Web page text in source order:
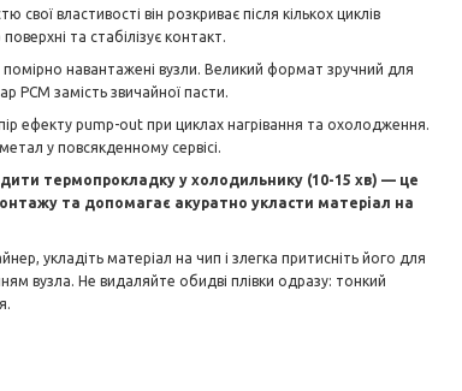
властивості він розкриває після кількох циклів
та стабілізує контакт.
помірно навантажені вузли. Великий формат зручний для
PCM замість звичайної пасти.
ефекту pump-out при циклах нагрівання та охолодження.
у повсякденному сервісі.
термопрокладку у холодильнику (10-15 хв) — це
та допомагає акуратно укласти матеріал на
укладіть матеріал на чип і злегка притисніть його для
вузла. Не видаляйте обидві плівки одразу: тонкий